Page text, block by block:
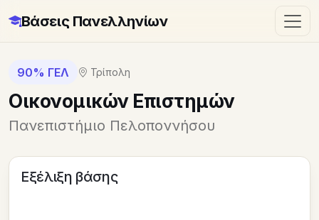
Βάσεις Πανελληνίων
90% ΓΕΛ Τρίπολη
Οικονομικών Επιστημών
Πανεπιστήμιο Πελοποννήσου
Εξέλιξη βάσης